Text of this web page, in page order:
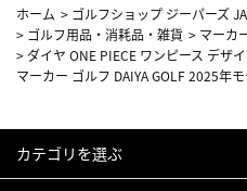
ホーム > ゴルフショップ ジーパーズ
> ゴルフ用品・消耗品・雑貨 > マーカ
> ダイヤ ONE PIECE ワンピース デザ
マーカー ゴルフ DAIYA GOLF 2025年
カテゴリを選ぶ